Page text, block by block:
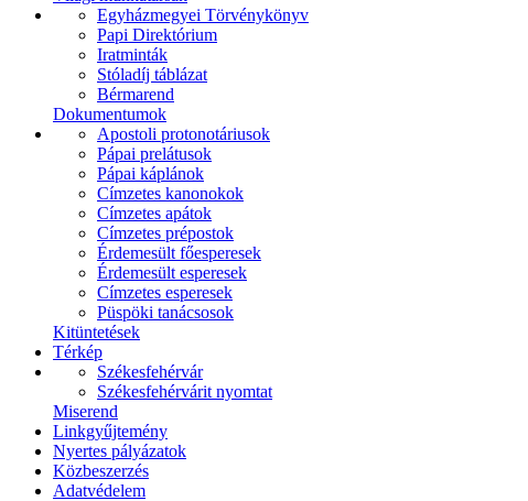
Egyházmegyei Törvénykönyv
Papi Direktórium
Iratminták
Stóladíj táblázat
Bérmarend
Dokumentumok
Apostoli protonotáriusok
Pápai prelátusok
Pápai káplánok
Címzetes kanonokok
Címzetes apátok
Címzetes prépostok
Érdemesült főesperesek
Érdemesült esperesek
Címzetes esperesek
Püspöki tanácsosok
Kitüntetések
Térkép
Székesfehérvár
Székesfehérvárit nyomtat
Miserend
Linkgyűjtemény
Nyertes pályázatok
Közbeszerzés
Adatvédelem